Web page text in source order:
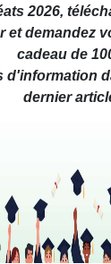
:
2026,
et demandez
cadeau de
d'information
dernier